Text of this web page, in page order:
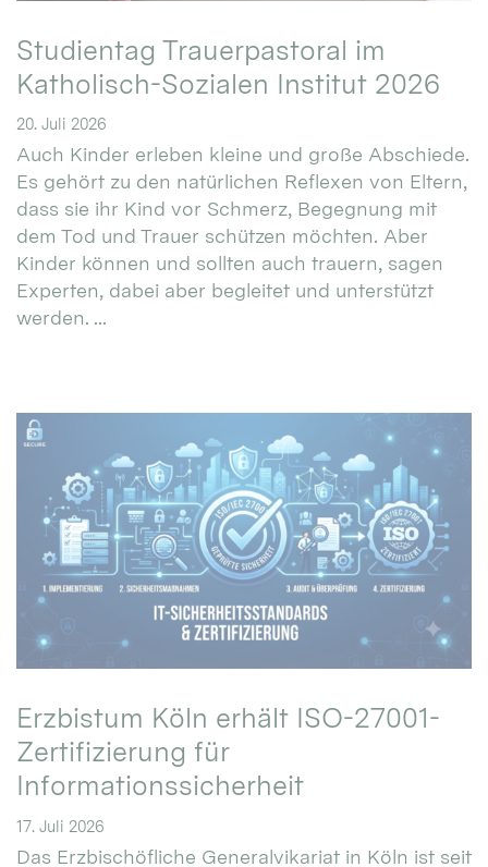
Studientag Trauerpastoral im
Katholisch-Sozialen Institut 2026
20. Juli 2026
Auch Kinder erleben kleine und große Abschiede.
Es gehört zu den natürlichen Reflexen von Eltern,
dass sie ihr Kind vor Schmerz, Begegnung mit
dem Tod und Trauer schützen möchten. Aber
Kinder können und sollten auch trauern, sagen
Experten, dabei aber begleitet und unterstützt
werden. ...
Erzbistum Köln erhält ISO-27001-
Zertifizierung für
Informationssicherheit
17. Juli 2026
Das Erzbischöfliche Generalvikariat in Köln ist seit